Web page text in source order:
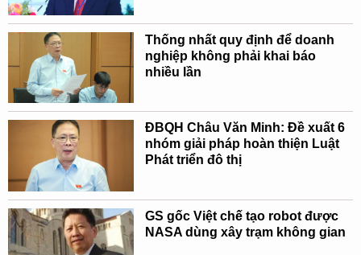
Thống nhất quy định để doanh
nghiệp không phải khai báo
nhiều lần
ĐBQH Châu Văn Minh: Đề xuất 6
nhóm giải pháp hoàn thiện Luật
Phát triển đô thị
GS gốc Việt chế tạo robot được
NASA dùng xây trạm không gian